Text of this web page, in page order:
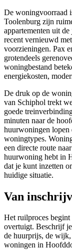
De woningvoorraad
Toolenburg zijn
appartementen uit
recent vernieuwd
voorzieningen. Pax
grotendeels
woningbestand
energiekosten,
De druk op de
van Schiphol trekt
goede
minuten naar de
huurwoningen lopen
woningtypes.
een directe route
huurwoning hebt in
dat je kunt inzetten
huidige situatie.
Van
Het ruilproces begint
overtuigt. Beschrijf
de huurprijs, de
woningen in